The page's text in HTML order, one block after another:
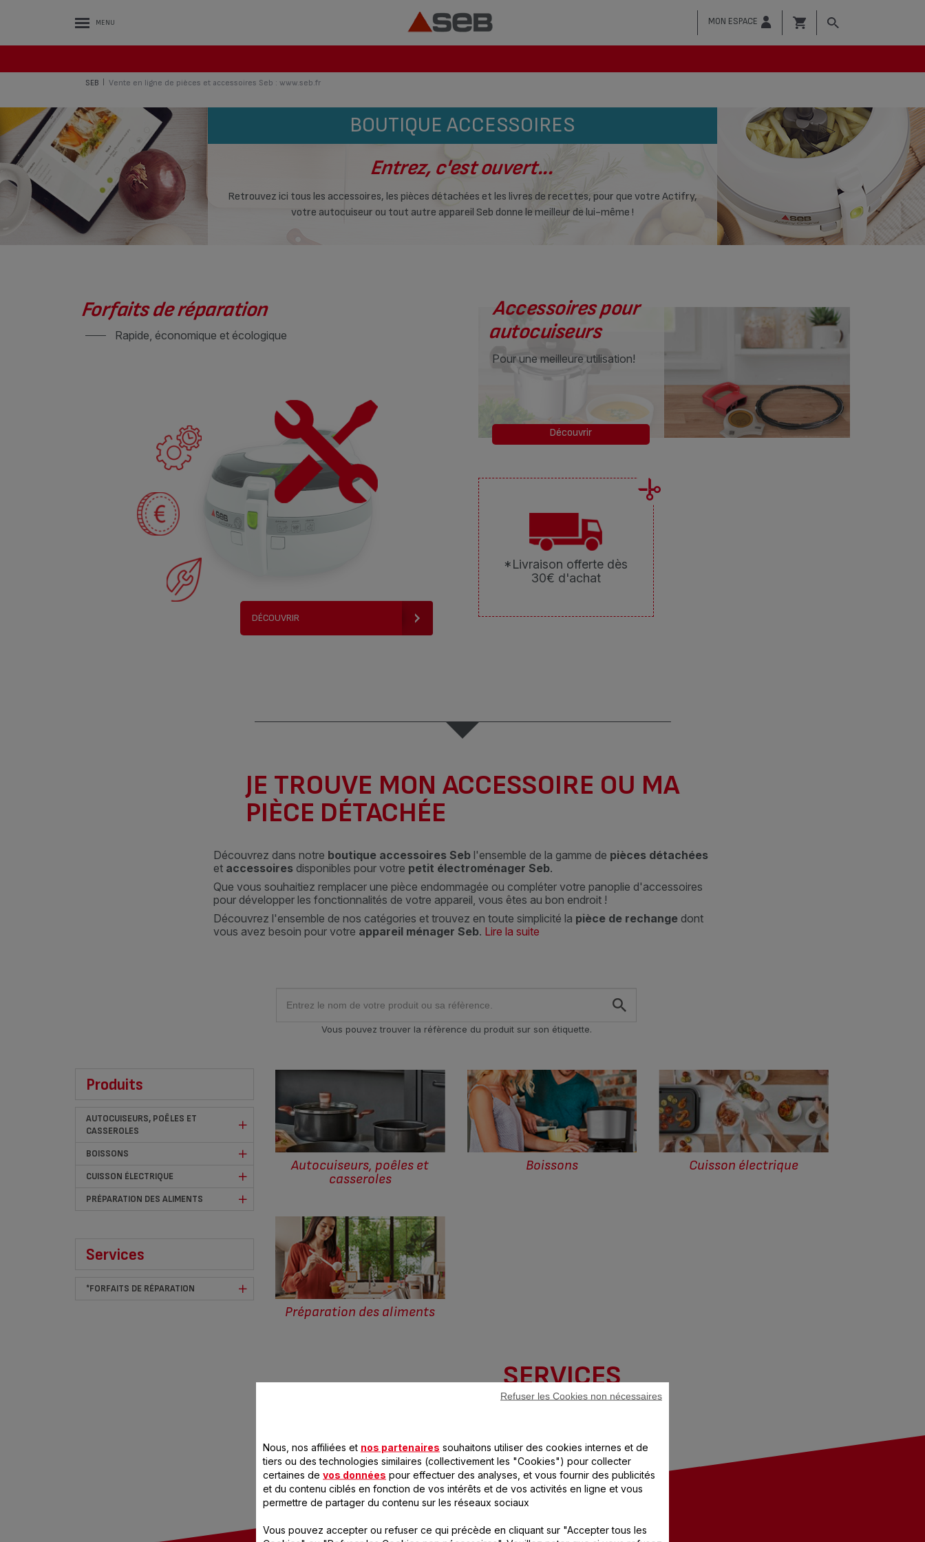
MENU MON ESPACE
SEB Vente en ligne de pièces et accessoires Seb : www.seb.fr
BOUTIQUE ACCESSOIRES
Entrez, c'est ouvert...
Retrouvez ici tous les accessoires, les pièces détachées et les livres de recettes, pour que votre Actifry,
votre autocuiseur ou tout autre appareil Seb donne le meilleur de lui-même !
Forfaits de réparation
Rapide, économique et écologique
DÉCOUVRIR
Accessoires pour
autocuiseurs
Pour une meilleure utilisation!
Découvrir
*Livraison offerte dès
30€ d'achat
JE TROUVE MON ACCESSOIRE OU MA
PIÈCE DÉTACHÉE
Découvrez dans notre boutique accessoires Sebl'ensemble de la gamme de pièces détachées
et accessoiresdisponibles pour votre petit électroménager Seb.
Que vous souhaitiez remplacer une pièce endommagée ou compléter votre panoplie d'accessoires
pour développer les fonctionnalités de votre appareil, vous êtes au bon endroit !
Découvrez l'ensemble de nos catégories et trouvez en toute simplicité la pièce de rechangedont
vous avez besoin pour votre appareil ménager Seb. Lire la suite
Vous pouvez trouver la réfèrence du produit sur son étiquette.
Produits
AUTOCUISEURS, POÊLES ET
CASSEROLES
BOISSONS
CUISSON ÉLECTRIQUE
PRÉPARATION DES ALIMENTS
Services
*FORFAITS DE RÉPARATION
Autocuiseurs, poêles et
casseroles
Boissons Cuisson électrique
Préparation des aliments
SERVICES
*Forfaits de réparation
Nous, nos affiliées et nos partenaires souhaitons utiliser des cookies internes et de
tiers ou des technologies similaires (collectivement les "Cookies") pour collecter
certaines de vos données pour effectuer des analyses, et vous fournir des publicités
et du contenu ciblés en fonction de vos intérêts et de vos activités en ligne et vous
permettre de partager du contenu sur les réseaux sociaux
Vous pouvez accepter ou refuser ce qui précède en cliquant sur "Accepter tous les
Refuser les Cookies non nécessaires